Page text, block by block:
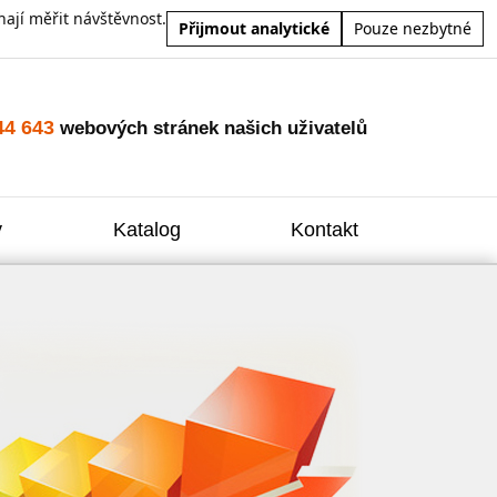
měřit návštěvnost.
Přijmout analytické Pouze nezbytné
643 webových stránek našich uživatelů
Katalog Kontakt